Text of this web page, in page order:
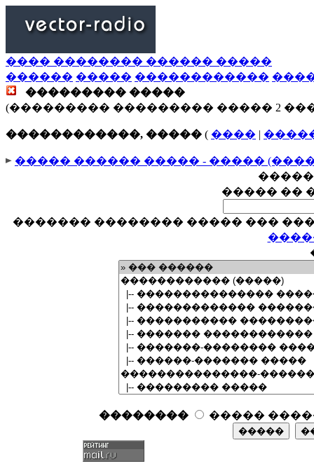
���� �������� ������ �����
������ ����� ������������
��������� �����
(��������� ��������� ����� 2
������������, ����� ( ���� |
����� ������ ����� - �����
����� ��
������� �������� ����� ���
�������� �����